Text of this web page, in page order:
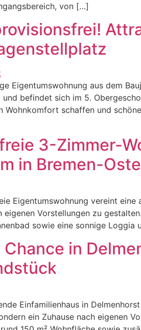
von […]
Eigentumswohnung aus dem
und befindet sich im 5.
Wohnkomfort schaffen und
3-Zimmer-
in Bremen-
Eigentumswohnung vereint
eigenen Vorstellungen zu
sowie eine sonnige
in
Einfamilienhaus in
ein Zuhause nach eigenen